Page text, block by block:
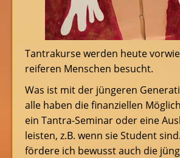
Tantrakurse werden heute
reiferen Menschen besucht.
Was ist mit der jüngeren
alle haben die finanziellen
ein Tantra-Seminar oder eine
leisten, z.B. wenn sie Student
fördere ich bewusst auch die